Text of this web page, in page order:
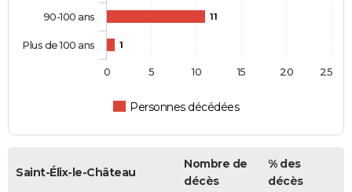
11
1
Personnes décédées
90-100 ans
Plus de 100 ans
0 5 10 15 20 25
Saint-Élix-le-Château
Nombre de
décès
% des
décès